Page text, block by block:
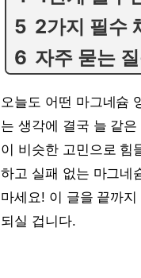
2가지 필수
자주 묻는
오늘도 어떤 마그네슘
는 생각에 결국 늘 같
이 비슷한 고민으로 힘
하고 실패 없는 마그네
마세요! 이 글을 끝까
되실 겁니다.